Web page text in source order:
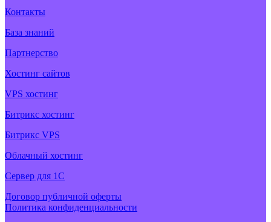
Контакты
База знаний
Партнерство
Хостинг сайтов
VPS хостинг
Битрикс хостинг
Битрикс VPS
Облачный хостинг
Cервер для 1С
Договор публичной оферты
Политика конфиденциальности